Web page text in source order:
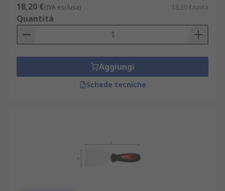
18,20 €(IVA esclusa) 18,20 €/unità
Quantità
Aggiungi
Schede tecniche